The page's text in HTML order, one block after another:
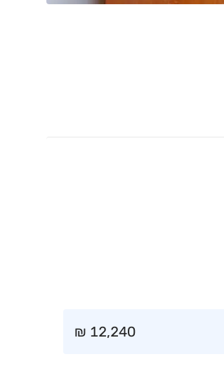
12,240
₪